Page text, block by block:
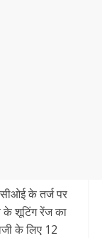
के तर्ज पर
के शूटिंग रेंज का
के लिए 12